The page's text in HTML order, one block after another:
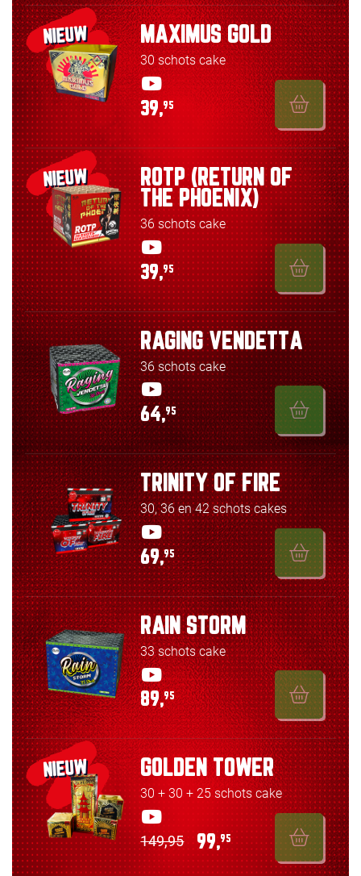
NIEUW MAXIMUS GOLD
30 schots cake
39,95
NIEUW
ROTP (RETURN OF
THE PHOENIX)
36 schots cake
39,95
RAGING VENDETTA
36 schots cake
64,95
TRINITY OF FIRE
30, 36 en 42 schots cakes
69,95
RAIN STORM
33 schots cake
89,95
NIEUW GOLDEN TOWER
30 + 30 + 25 schots cake
149,95 99,95